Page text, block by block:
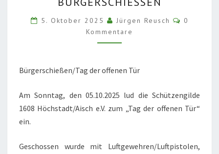
OFFENEN
TÜR“
BÜRGERSCHIESSEN
5. Oktober 2025 Jürgen Reusch
0
Kommentare
Bürgerschießen/Tag der offenen Tür
Am Sonntag, den 05.10.2025 lud die Schützengilde
1608 Höchstadt/Aisch e.V. zum „Tag der offenen Tür“
ein.
Geschossen wurde mit Luftgewehren/Luftpistolen,